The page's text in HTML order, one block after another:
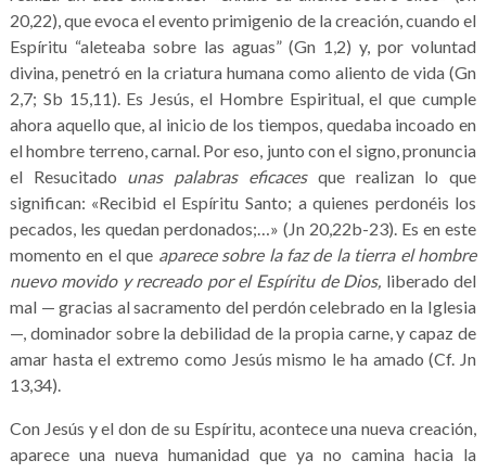
20,22), que evoca el evento primigenio de la creación, cuando el
Espíritu “aleteaba sobre las aguas” (Gn 1,2) y, por voluntad
divina, penetró en la criatura humana como aliento de vida (Gn
2,7; Sb 15,11). Es Jesús, el Hombre Espiritual, el que cumple
ahora aquello que, al inicio de los tiempos, quedaba incoado en
el hombre terreno, carnal. Por eso, junto con el signo, pronuncia
el Resucitado unas palabras eficacesque realizan lo que
significan: «Recibid el Espíritu Santo; a quienes perdonéis los
pecados, les quedan perdonados;…» (Jn 20,22b-23). Es en este
momento en el que aparece sobre la faz de la tierra el hombre
nuevo movido y recreado por el Espíritu de Dios, liberado del
mal — gracias al sacramento del perdón celebrado en la Iglesia
—, dominador sobre la debilidad de la propia carne, y capaz de
amar hasta el extremo como Jesús mismo le ha amado (Cf. Jn
13,34).
Con Jesús y el don de su Espíritu, acontece una nueva creación,
aparece una nueva humanidad que ya no camina hacia la